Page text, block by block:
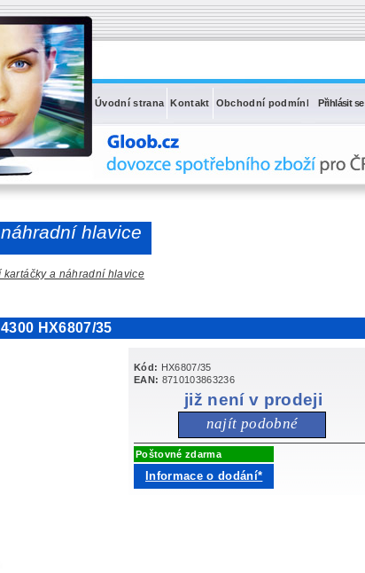
Přihlásit se
Úvodní strana Kontakt Obchodní podmínky
hlavice
kartáčky a náhradní hlavice
HX6807/35
Kód: HX6807/35
EAN: 8710103863236
již není v prodeji
najít podobné
Poštovné zdarma
Informace o dodání*